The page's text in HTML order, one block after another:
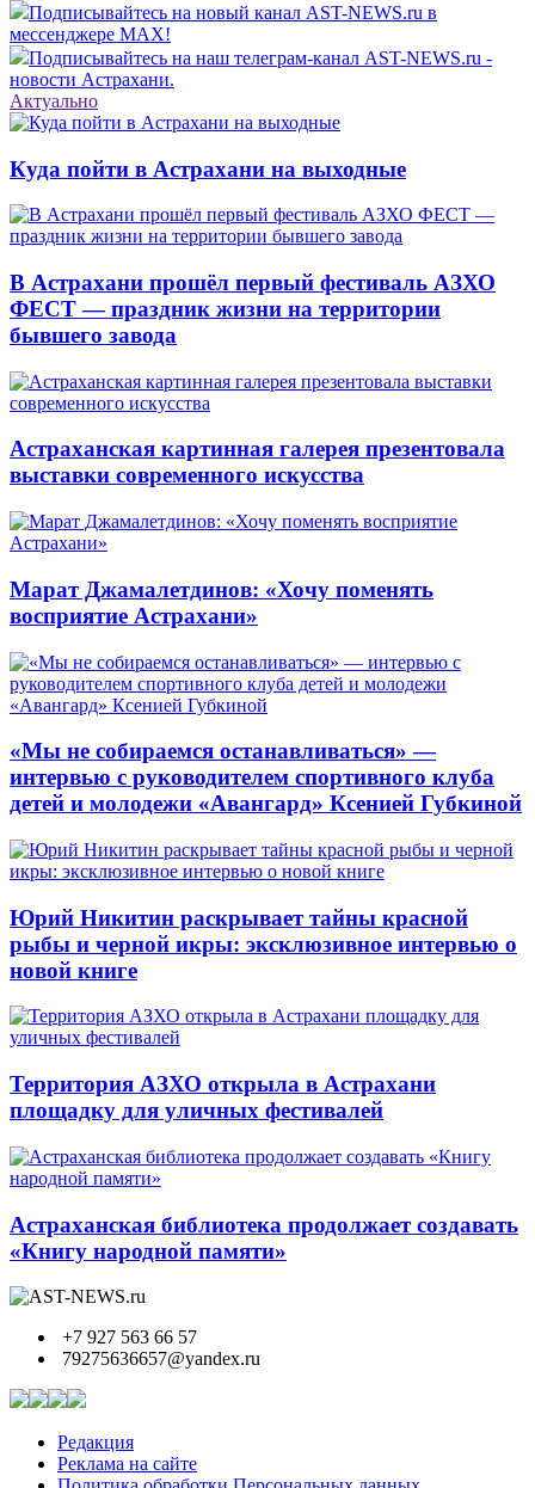
Подписывайтесь на новый канал AST-NEWS.ru в
мессенджере MAX!
Подписывайтесь на наш телеграм-канал AST-NEWS.ru -
новости Астрахани.
Актуально
Куда пойти в Астрахани на выходные
В Астрахани прошёл первый фестиваль АЗХО
ФЕСТ — праздник жизни на территории
бывшего завода
Астраханская картинная галерея презентовала
выставки современного искусства
Марат Джамалетдинов: «Хочу поменять
восприятие Астрахани»
«Мы не собираемся останавливаться» —
интервью с руководителем спортивного клуба
детей и молодежи «Авангард» Ксенией Губкиной
Юрий Никитин раскрывает тайны красной
рыбы и черной икры: эксклюзивное интервью о
новой книге
Территория АЗХО открыла в Астрахани
площадку для уличных фестивалей
Астраханская библиотека продолжает создавать
«Книгу народной памяти»
+7 927 563 66 57
79275636657@yandex.ru
Редакция
Реклама на сайте